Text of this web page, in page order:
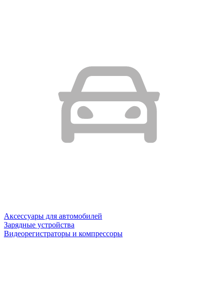
Аксессуары для автомобилей
Зарядные устройства
Видеорегистраторы и компрессоры